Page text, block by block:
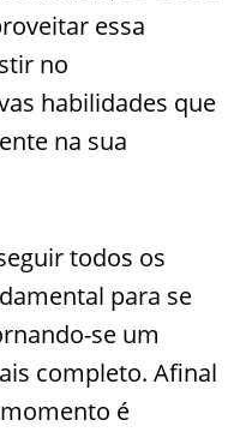
essa
no
habilidades que
na sua
todos os
para se
se um
completo. Afinal
é